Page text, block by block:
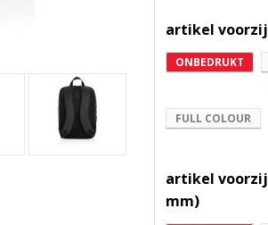
artikel
ONBEDRUKT
FULL COLOUR
artikel
mm)